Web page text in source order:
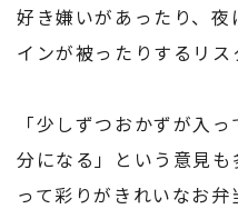
好き嫌いがあったり、
インが被ったりするリス
「少しずつおかずが入
分になる」という意見
って彩りがきれいなお